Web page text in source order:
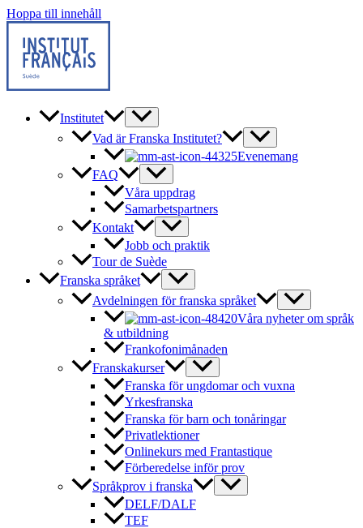
Hoppa till innehåll
Institutet
Vad är Franska Institutet?
Evenemang
FAQ
Våra uppdrag
Samarbetspartners
Kontakt
Jobb och praktik
Tour de Suède
Franska språket
Avdelningen för franska språket
Våra nyheter om språk
& utbildning
Frankofonimånaden
Franskakurser
Franska för ungdomar och vuxna
Yrkesfranska
Franska för barn och tonåringar
Privatlektioner
Onlinekurs med Frantastique
Förberedelse inför prov
Språkprov i franska
DELF/DALF
TEF